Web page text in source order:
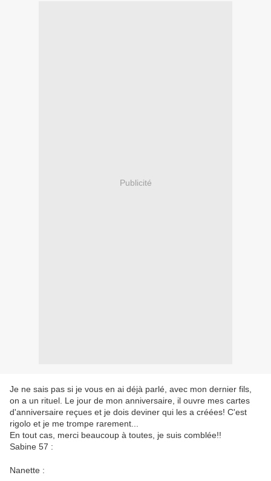
Publicité
Je ne sais pas si je vous en ai déjà parlé, avec mon dernier fils,
on a un rituel. Le jour de mon anniversaire, il ouvre mes cartes
d'anniversaire reçues et je dois deviner qui les a créées! C'est
rigolo et je me trompe rarement...
En tout cas, merci beaucoup à toutes, je suis comblée!!
Sabine 57 :
Nanette :